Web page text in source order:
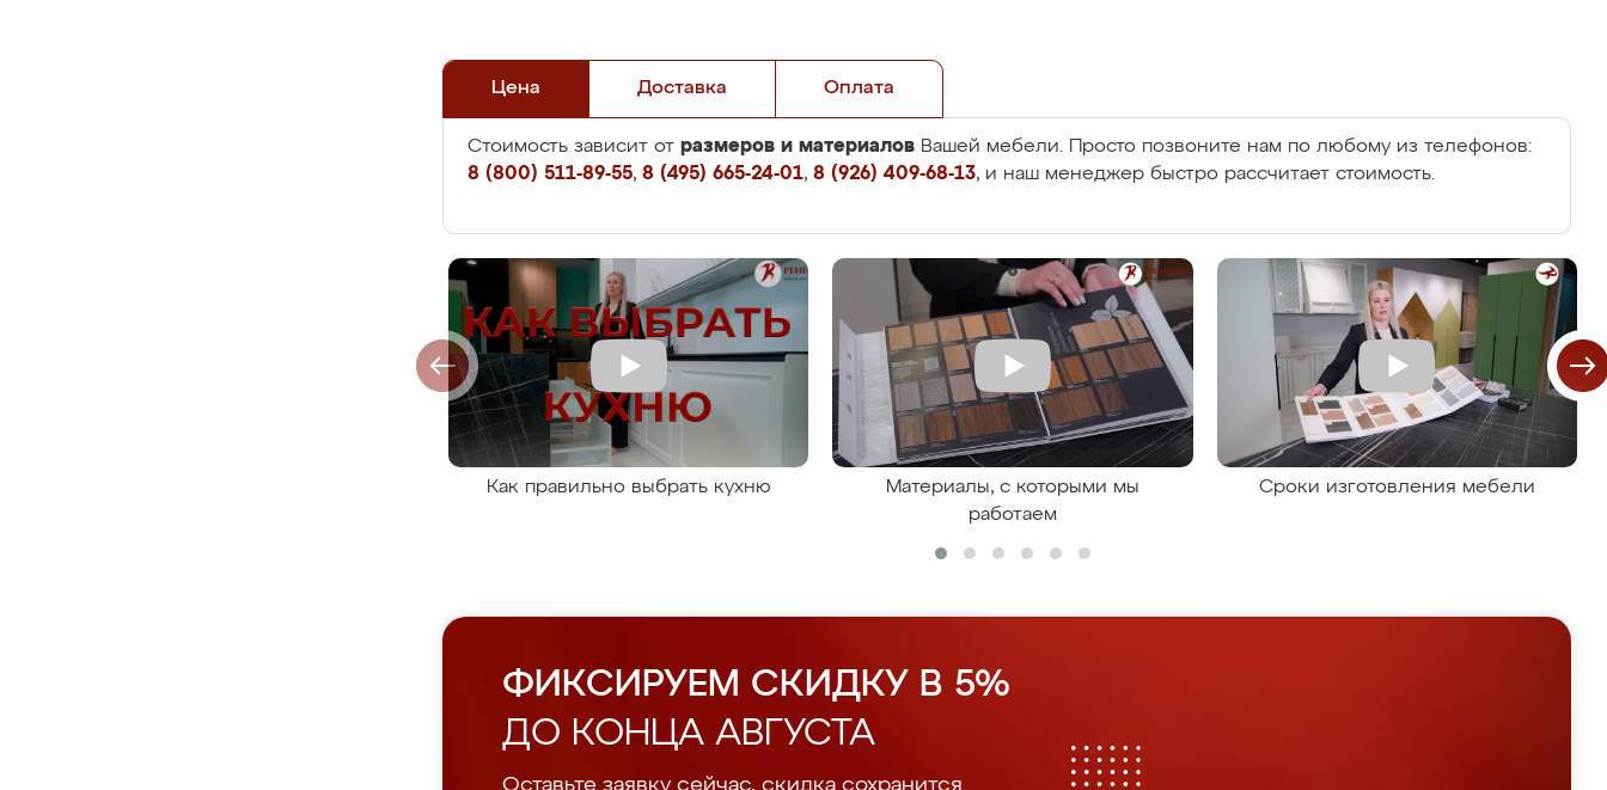
Цена Доставка Оплата
Стоимость зависит от размеров и материалов Вашей мебели. Просто позвоните нам по любому из телефонов:
8 (800) 511-89-55, 8 (495) 665-24-01, 8 (926) 409-68-13, и наш менеджер быстро рассчитает стоимость.
Как правильно выбрать кухню
Материалы, с которыми мы
работаем
Сроки изготовления мебели
ФИКСИРУЕМ СКИДКУ В 5%
ДО КОНЦА АВГУСТА
Оставьте заявку сейчас, скидка сохранится.